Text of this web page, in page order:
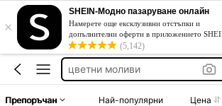
×
SHEIN-Модно пазаруване онлайн
Намерете още ексклузивни отстъпки и
допълнителни оферти в приложението
(5,142)
акрилни бои
бой за рисуване
цветни моливи
подаръчни комплекти
Препоръчан Най-популярни Цена